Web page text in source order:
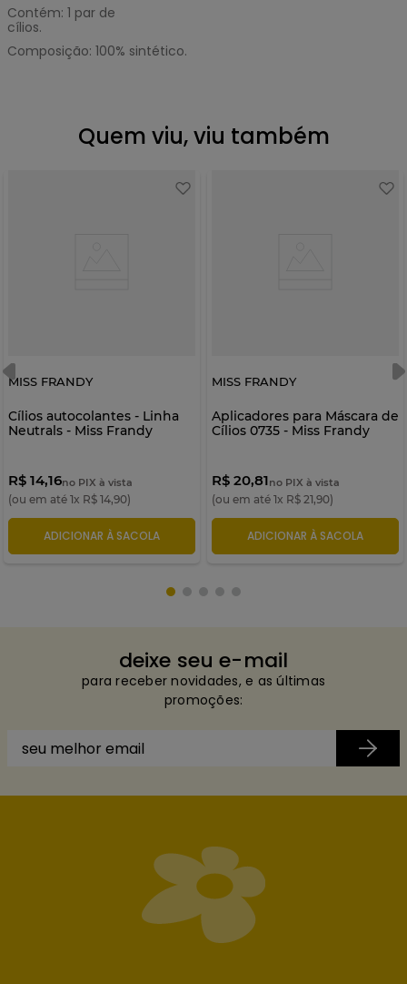
Contém: 1 par de
cílios.
Composição: 100% sintético.
Quem viu, viu também
MISS FRANDY
Cílios autocolantes - Linha
Neutrals - Miss Frandy
R$ 14,16no PIX à vista
(ou em até 1x R$ 14,90)
ADICIONAR À SACOLA
MISS FRANDY
Aplicadores para Máscara de
Cílios 0735 - Miss Frandy
R$ 20,81no PIX à vista
(ou em até 1x R$ 21,90)
ADICIONAR À SACOLA
deixe seu e-mail
para receber novidades, e as últimas
promoções: